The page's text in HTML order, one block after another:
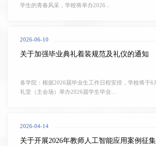
学生的青春风采，学校将举办2026...
2026-06-10
关于加强毕业典礼着装规范及礼仪的通知
各学院：根据2026届毕业生工作日程安排，学校将于6
礼堂（主会场）举办2026届学生毕业...
2026-04-14
关于开展2026年教师人工智能应用案例征